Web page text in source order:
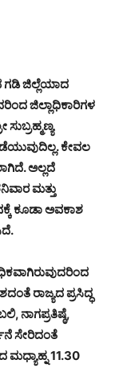
ಗಡಿ ಜಿಲ್ಲೆಯಾದ
ಜಿಲ್ಲಾಧಿಕಾರಿಗಳ
ಕೇವಲ
ಅಲ್ಲದೆ
ಮತ್ತು
ಕೂಡಾ ಅವಕಾಶ
ರಾಜ್ಯದ ಪ್ರಸಿದ್ಧ
ನಾಗಪ್ರತಿಷ್ಠೆ,
ಸೇರಿದಂತೆ
ಮಧ್ಯಾಹ್ನ 11.30